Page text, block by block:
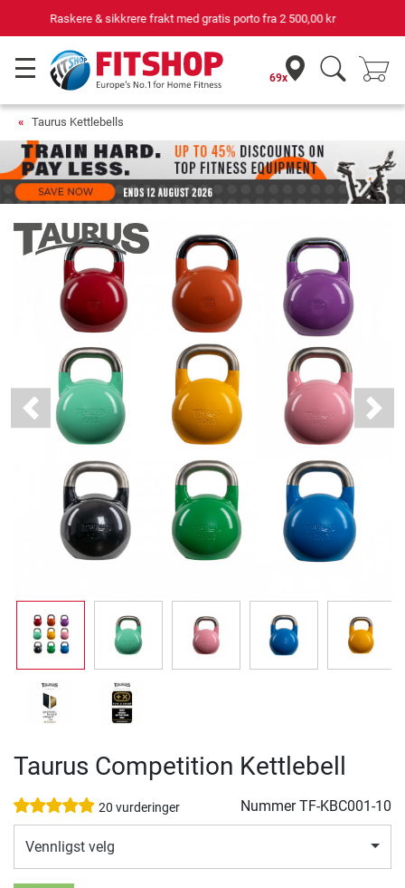
Din ekspert for hjemmetrening i 42 år
69x
Taurus Kettlebells
Previous Next
Taurus Competition Kettlebell
20 vurderinger NummerTF-KBC001-10
Vennligst velg